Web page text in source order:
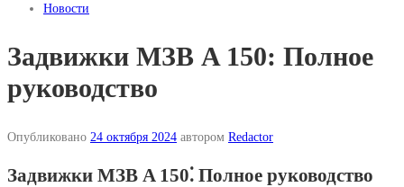
Новости
Задвижки МЗВ A 150: Полное
руководство
Опубликовано 24 октября 2024 автором Redactor
Задвижки МЗВ A 150⁚ Полное руководство